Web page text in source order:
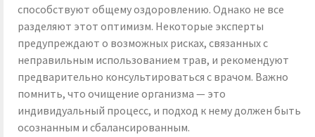
способствуют общему оздоровлению. Однако не все
разделяют этот оптимизм. Некоторые эксперты
предупреждают о возможных рисках, связанных с
неправильным использованием трав, и рекомендуют
предварительно консультироваться с врачом. Важно
помнить, что очищение организма — это
индивидуальный процесс, и подход к нему должен быть
осознанным и сбалансированным.